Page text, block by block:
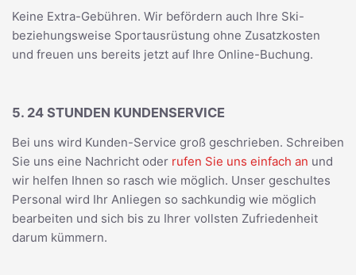
Keine Extra-Gebühren. Wir befördern auch Ihre Ski-
beziehungsweise Sportausrüstung ohne Zusatzkosten
und freuen uns bereits jetzt auf Ihre Online-Buchung.
5. 24 STUNDEN KUNDENSERVICE
Bei uns wird Kunden-Service groß geschrieben. Schreiben
Sie uns eine Nachricht oder rufen Sie uns einfach an und
wir helfen Ihnen so rasch wie möglich. Unser geschultes
Personal wird Ihr Anliegen so sachkundig wie möglich
bearbeiten und sich bis zu Ihrer vollsten Zufriedenheit
darum kümmern.